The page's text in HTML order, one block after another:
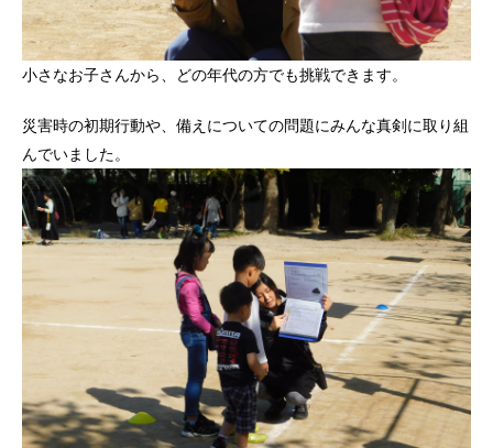
小さなお子さんから、どの年代の方でも挑戦できます。
災害時の初期行動や、備えについての問題にみんな真剣に取り組
んでいました。